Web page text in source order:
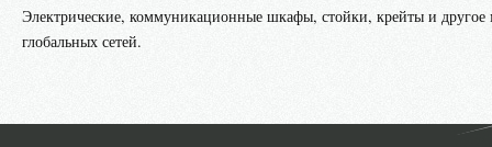
Электрические, коммуникационные шкафы, стойки, крейты и
глобальных сетей.